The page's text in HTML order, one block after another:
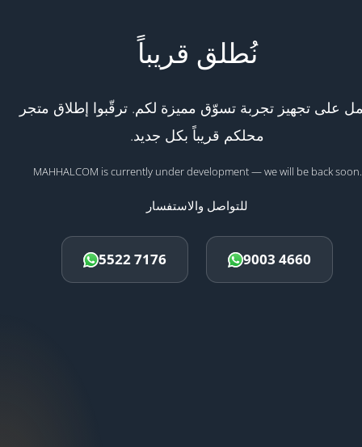
نُطلق قريباً
على تجهيز تجربة تسوّق مميزة لكم. ترقّبوا إطلاق متجر
محلكم قريباً بكل جديد.
MAHHALCOM is currently under development — we will be back soon.
للتواصل والاستفسار
5522 7176 9003 4660